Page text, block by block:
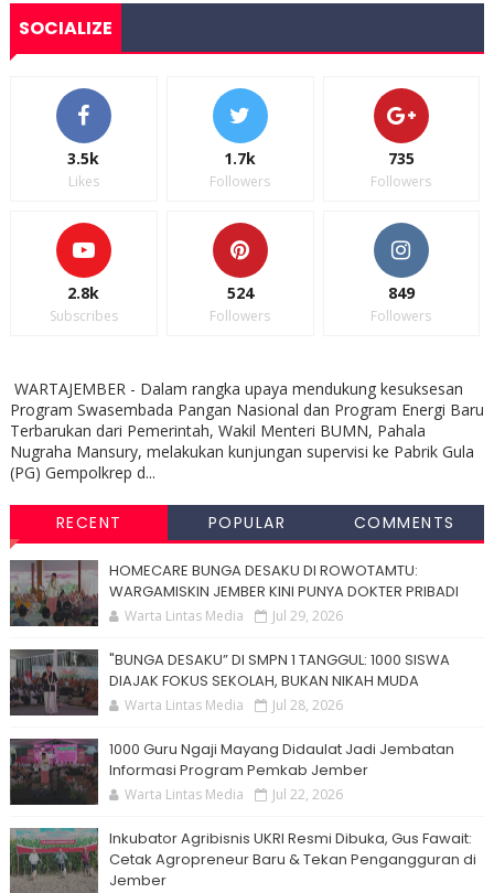
SOCIALIZE
3.5k
Likes
1.7k
Followers
735
Followers
2.8k
Subscribes
524
Followers
849
Followers
WARTAJEMBER - Dalam rangka upaya mendukung kesuksesan
Program Swasembada Pangan Nasional dan Program Energi Baru
Terbarukan dari Pemerintah, Wakil Menteri BUMN, Pahala
Nugraha Mansury, melakukan kunjungan supervisi ke Pabrik Gula
(PG) Gempolkrep d...
RECENT POPULAR COMMENTS
HOMECARE BUNGA DESAKU DI ROWOTAMTU:
WARGAMISKIN JEMBER KINI PUNYA DOKTER PRIBADI
Warta Lintas Media Jul 29, 2026
"BUNGA DESAKU” DI SMPN 1 TANGGUL: 1000 SISWA
DIAJAK FOKUS SEKOLAH, BUKAN NIKAH MUDA
Warta Lintas Media Jul 28, 2026
1000 Guru Ngaji Mayang Didaulat Jadi Jembatan
Informasi Program Pemkab Jember
Warta Lintas Media Jul 22, 2026
Inkubator Agribisnis UKRI Resmi Dibuka, Gus Fawait:
Cetak Agropreneur Baru & Tekan Pengangguran di
Jember